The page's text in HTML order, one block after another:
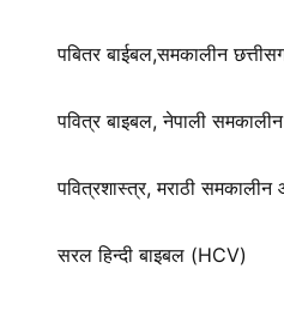
पबितर बाईबल,समकालीन
पवित्र बाइबल, नेपाली
पवित्रशास्त्र, मराठी
सरल हिन्दी बाइबल (HCV)